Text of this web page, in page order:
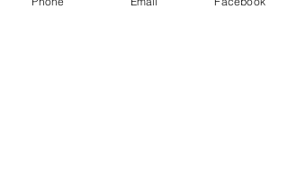
heti néhány órára elhagyni ezt a